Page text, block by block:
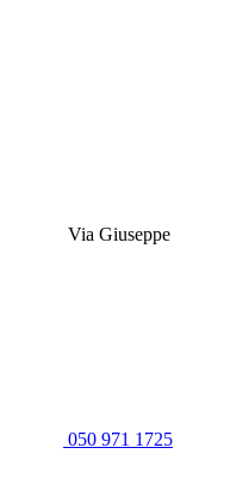
Via Giuseppe
050 971 1725